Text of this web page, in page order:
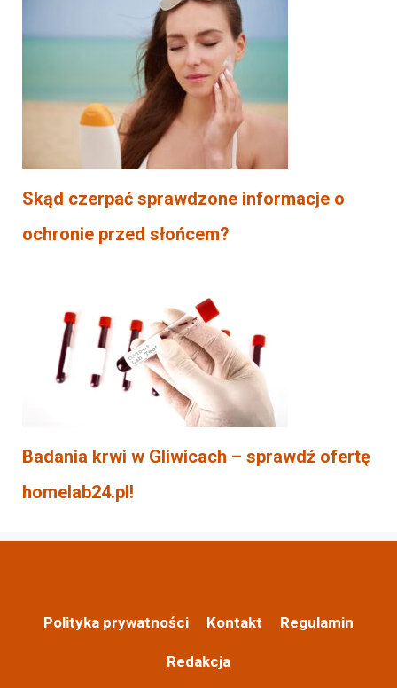
Skąd czerpać sprawdzone informacje o
ochronie przed słońcem?
Badania krwi w Gliwicach – sprawdź ofertę
homelab24.pl!
Polityka prywatności Kontakt Regulamin
Redakcja